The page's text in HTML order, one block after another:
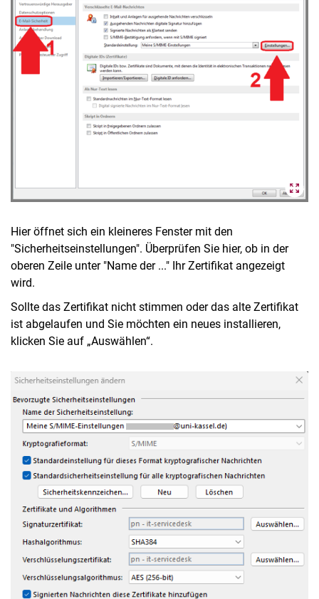
Hier öffnet sich ein kleineres Fenster mit den
"Sicherheitseinstellungen". Überprüfen Sie hier, ob in der
oberen Zeile unter "Name der ..." Ihr Zertifikat angezeigt
wird.
Sollte das Zertifikat nicht stimmen oder das alte Zertifikat
ist abgelaufen und Sie möchten ein neues installieren,
klicken Sie auf „Auswählen“.